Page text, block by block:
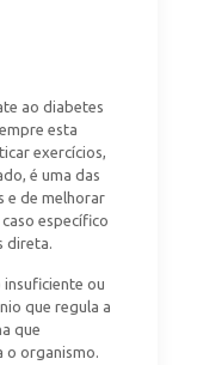
ao diabetes
esta
exercícios,
é uma das
e de melhorar
específico
direta.
ou
que regula a
que
o organismo.